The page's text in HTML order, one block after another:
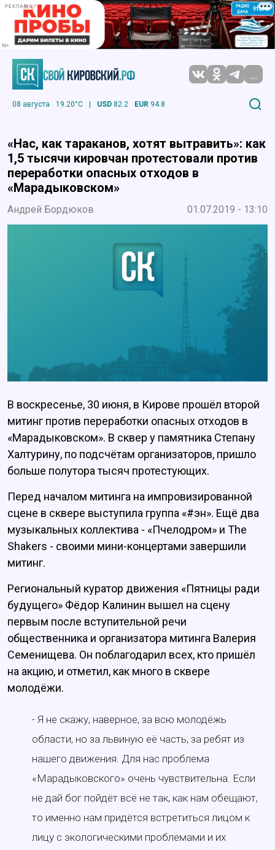
РЕКЛАМА
...
08 августа 19.20°C | USD 82.2 EUR 94.8
«Нас, как тараканов, хотят вытравить»: как
1,5 тысячи кировчан протестовали против
переработки опасных отходов в
«Марадыковском»
Андрей Бордюков 01.07.2019 - 13:10
В воскресенье, 30 июня, в Кирове прошёл второй
митинг против переработки опасных отходов в
«Марадыковском». В сквер у памятника Степану
Халтурину, по подсчётам организаторов, пришло
больше полутора тысяч протестующих.
Перед началом митинга на импровизированной
сцене в сквере выступила группа «#эн». Ещё два
музыкальных коллектива - «Пчелодром» и The
Shakers - своими мини-концертами завершили
митинг.
Региональный куратор движения «Пятницы ради
будущего» Фёдор Калинин вышел на сцену
первым после вступительной речи
общественника и организатора митинга Валерия
Семенищева. Он поблагодарил всех, кто пришёл
на акцию, и отметил, как много в сквере
молодёжи.
- Я не скажу, наверное, за всю молодёжь
области, но за львиную её часть, за ребят из
нашего движения. Для нас проблема
«Марадыковского» очень чувствительна. Если
не дай бог пойдёт всё не так, как нам обещают,
то именно нам придётся встретиться лицом к
лицу с экологическими проблемами и их